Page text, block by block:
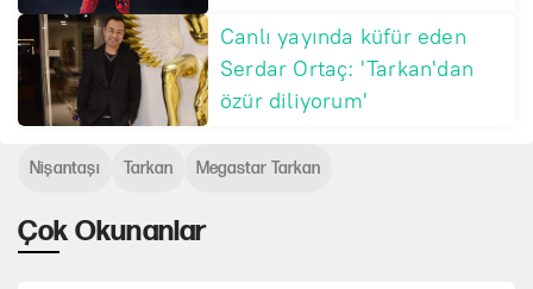
Canlı yayında küfür eden
Serdar Ortaç: 'Tarkan'dan
özür diliyorum'
Çok Okunanlar
Nişantaşı Tarkan Megastar Tarkan